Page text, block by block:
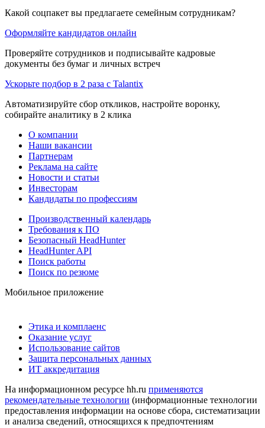
Какой соцпакет вы предлагаете семейным сотрудникам?
Оформляйте кандидатов онлайн
Проверяйте сотрудников и подписывайте кадровые
документы без бумаг и личных встреч
Ускорьте подбор в 2 раза с Talantix
Автоматизируйте сбор откликов, настройте воронку,
собирайте аналитику в 2 клика
О компании
Наши вакансии
Партнерам
Реклама на сайте
Новости и статьи
Инвесторам
Кандидаты по профессиям
Производственный календарь
Требования к ПО
Безопасный HeadHunter
HeadHunter API
Поиск работы
Поиск по резюме
Мобильное приложение
Этика и комплаенс
Оказание услуг
Использование сайтов
Защита персональных данных
ИТ аккредитация
На информационном ресурсе hh.ru применяются
рекомендательные технологии (информационные технологии
предоставления информации на основе сбора, систематизации
и анализа сведений, относящихся к предпочтениям